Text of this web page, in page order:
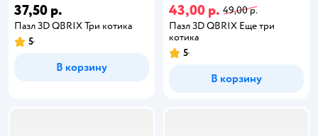
37,50 р.
Пазл 3D QBRIX Три котика
5
В корзину
43,00 р. 49,00 р.
Пазл 3D QBRIX Еще три
котика
5
В корзину